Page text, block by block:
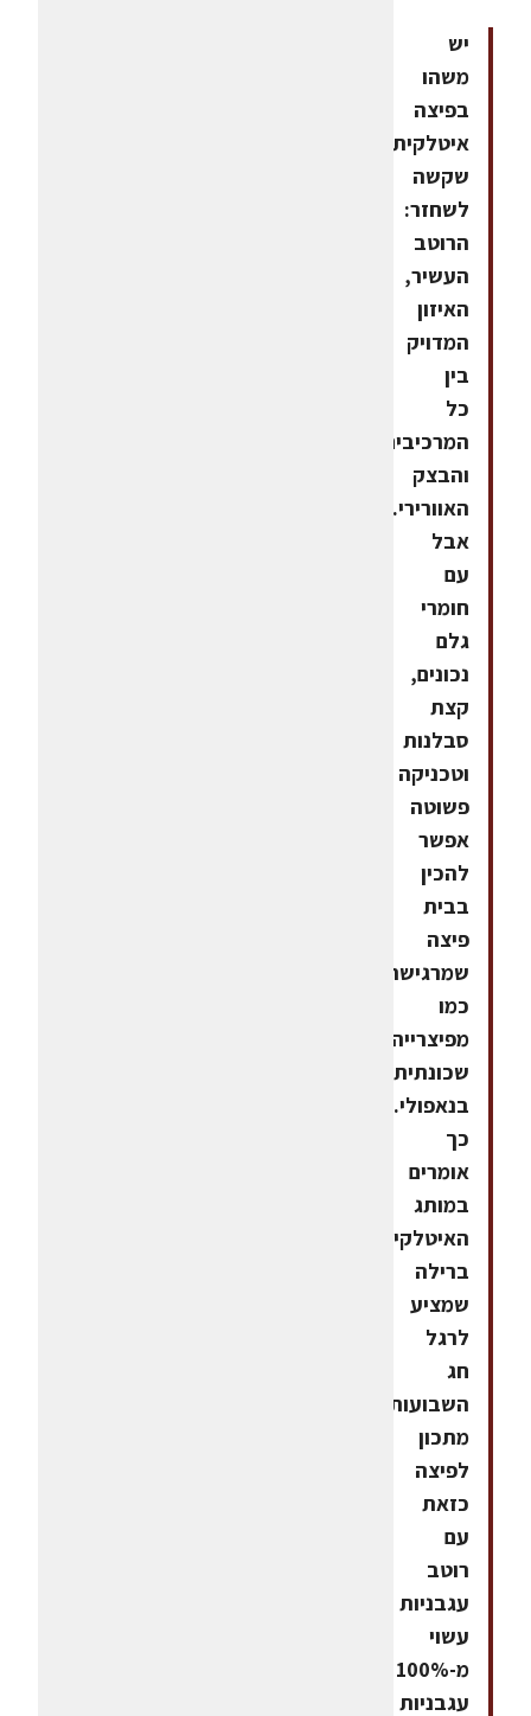
יש
משהו
בפיצה
איטלקית
שקשה
לשחזר:
הרוטב
העשיר,
האיזון
המדויק
בין
כל
המרכיבים
והבצק
האוורירי.
אבל
עם
חומרי
גלם
נכונים,
קצת
סבלנות
וטכניקה
פשוטה
אפשר
להכין
בבית
פיצה
שמרגישה
כמו
מפיצרייה
שכונתית
בנאפולי.
כך
אומרים
במותג
האיטלקי
ברילה
שמציע
לרגל
חג
השבועות
מתכון
לפיצה
כזאת
עם
רוטב
עגבניות
עשוי
מ-100%
עגבניות